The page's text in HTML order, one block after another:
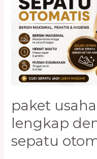
paket
lengkap
sepatu
dengan
Mesin
Cuci
Sepatu
Otomatis